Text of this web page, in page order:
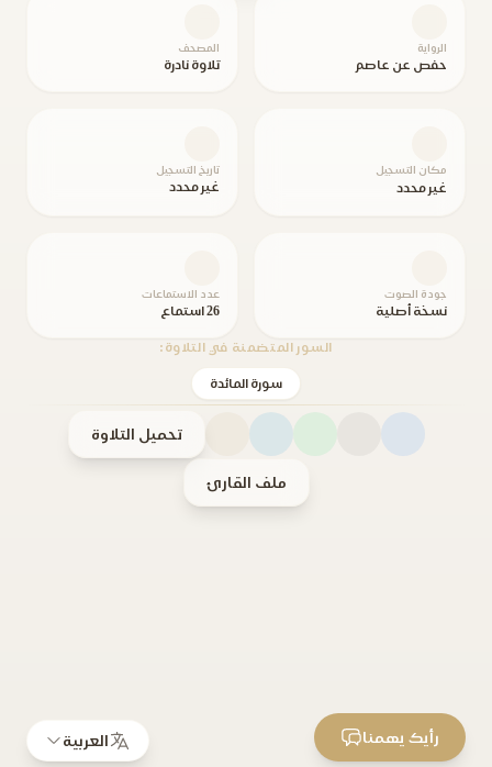
الرواية
حفص عن عاصم
المصحف
تلاوة نادرة
مكان التسجيل
غير محدد
تاريخ التسجيل
غير محدد
جودة الصوت
نسخة أصلية
عدد الاستماعات
26 استماع
السور المتضمنة في التلاوة:
سورة المائدة
تحميل التلاوة
ملف القارئ
العربية رأيك يهمنا